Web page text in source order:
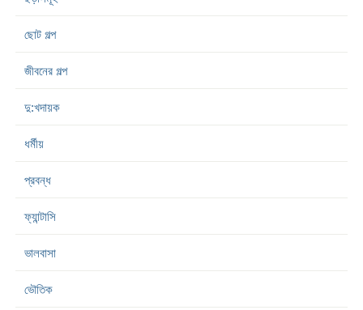
ছোট গল্প
জীবনের গল্প
দু:খদায়ক
ধর্মীয়
প্রবন্ধ
ফ্যান্টাসি
ভালবাসা
ভৌতিক